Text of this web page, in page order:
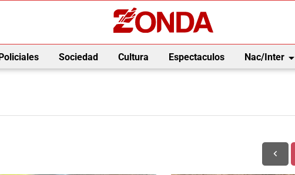
Sociedad Cultura Espectaculos Nac/Interarrow_drop_down